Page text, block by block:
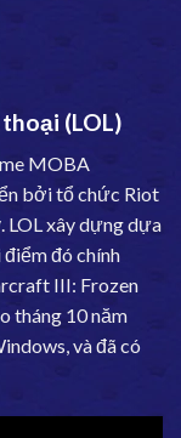
(LOL)
MOBA
bởi tổ chức Riot
LOL xây dựng dựa
đó chính
III: Frozen
tháng 10 năm
và đã có